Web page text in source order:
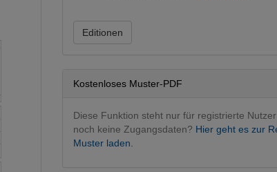
Editionen
Kostenloses Muster-PDF
Diese Funktion steht nur für registrierte
noch keine Zugangsdaten? Hier geht es zur
Muster laden.